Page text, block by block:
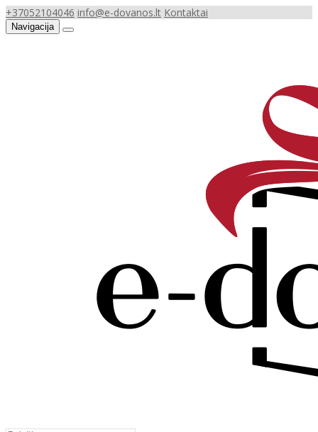
+37052104046 info@e-dovanos.lt Kontaktai
Navigacija